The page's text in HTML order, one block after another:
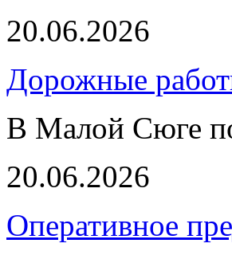
20.06.2026
Дорожные
В Малой Сюге
20.06.2026
Оперативное